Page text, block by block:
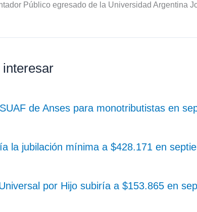
Público egresado de la Universidad Argentina
interesar
de Anses para monotributistas en
la jubilación mínima a $428.171 en
por Hijo subiría a $153.865 en